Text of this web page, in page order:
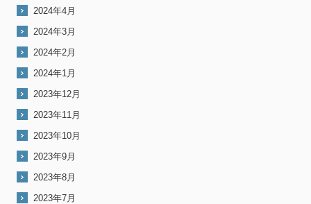
2024年4月
2024年3月
2024年2月
2024年1月
2023年12月
2023年11月
2023年10月
2023年9月
2023年8月
2023年7月